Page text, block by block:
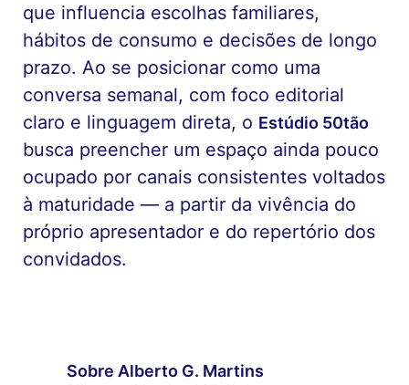
que influencia escolhas familiares,
hábitos de consumo e decisões de longo
prazo. Ao se posicionar como uma
conversa semanal, com foco editorial
claro e linguagem direta, o Estúdio 50tão
busca preencher um espaço ainda pouco
ocupado por canais consistentes voltados
à maturidade — a partir da vivência do
próprio apresentador e do repertório dos
convidados.
Sobre Alberto G. Martins